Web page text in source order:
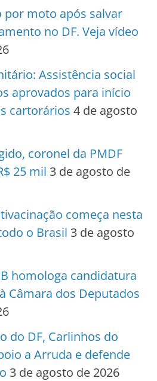
por moto após salvar
no DF. Veja vídeo
Assistência social
aprovados para início
cartorários 4 de agosto
coronel da PMDF
25 mil 3 de agosto de
começa nesta
o Brasil 3 de agosto
homologa candidatura
Câmara dos Deputados
do DF, Carlinhos do
a Arruda e defende
3 de agosto de 2026